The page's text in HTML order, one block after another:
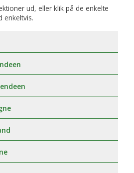
ud, eller klik på de enkelte
enkeltvis.